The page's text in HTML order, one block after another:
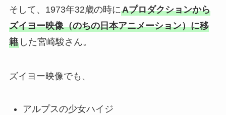
そして、1973年32歳の時にAプロダクションから
ズイヨー映像（のちの日本アニメーション）に移
籍した宮崎駿さん。
ズイヨー映像でも、
アルプスの少女ハイジ